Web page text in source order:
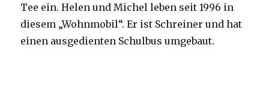
Tee ein. Helen und Michel leben seit 1996 in
diesem „Wohnmobil“. Er ist Schreiner und hat
einen ausgedienten Schulbus umgebaut.